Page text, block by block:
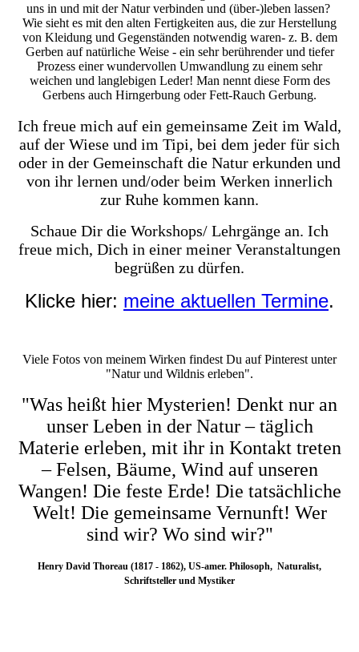
uns in und mit der Natur verbinden und (über-)leben lassen?
Wie sieht es mit den alten Fertigkeiten aus, die zur Herstellung
von Kleidung und Gegenständen notwendig waren- z. B. dem
Gerben auf natürliche Weise - ein sehr berührender und tiefer
Prozess einer wundervollen Umwandlung zu einem sehr
weichen und langlebigen Leder! Man nennt diese Form des
Gerbens auch Hirngerbung oder Fett-Rauch Gerbung.
Ich freue mich auf ein gemeinsame Zeit im Wald,
auf der Wiese und im Tipi, bei dem jeder für sich
oder in der Gemeinschaft die Natur erkunden und
von ihr lernen und/oder beim Werken innerlich
zur Ruhe kommen kann.
Schaue Dir die Workshops/ Lehrgänge an. Ich
freue mich, Dich in einer meiner Veranstaltungen
begrüßen zu dürfen.
Klicke hier: meine aktuellen Termine.
Viele Fotos von meinem Wirken findest Du auf Pinterest unter
"Natur und Wildnis erleben".
"Was heißt hier Mysterien! Denkt nur an
unser Leben in der Natur – täglich
Materie erleben, mit ihr in Kontakt treten
– Felsen, Bäume, Wind auf unseren
Wangen! Die feste Erde! Die tatsächliche
Welt! Die gemeinsame Vernunft! Wer
sind wir? Wo sind wir?"
Henry David Thoreau (1817 - 1862), US-amer. Philosoph, Naturalist,
Schriftsteller und Mystiker